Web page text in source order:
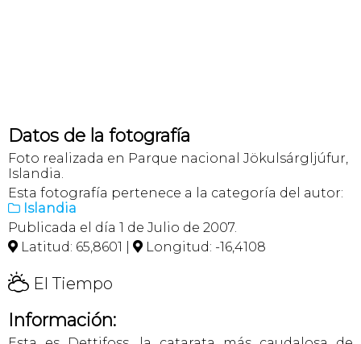
Datos de la fotografía
Foto realizada en Parque nacional Jökulsárgljúfur,
Islandia.
Esta fotografía pertenece a la categoría del autor:
 Islandia
Publicada el día 1 de Julio de 2007.
 Latitud: 65,8601 |  Longitud: -16,4108
H El Tiempo
Información: